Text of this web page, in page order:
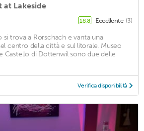
at Lakeside
18,8 Eccellente (3)
trova a Rorschach e vanta una
centro della città e sul litorale. Museo
Castello di Dottenwil sono due delle
Verifica disponibilità